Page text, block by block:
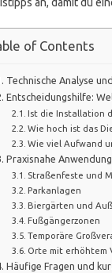
of Contents
Technische Analyse
Entscheidungshilfe:
Ist die Installation
Wie hoch ist das
Wie viel Aufwand
Praxisnahe
Straßenfeste und
Parkanlagen
Biergärten und
Fußgängerzonen
Temporäre
Orte mit erhöhtem
Häufige Fragen und